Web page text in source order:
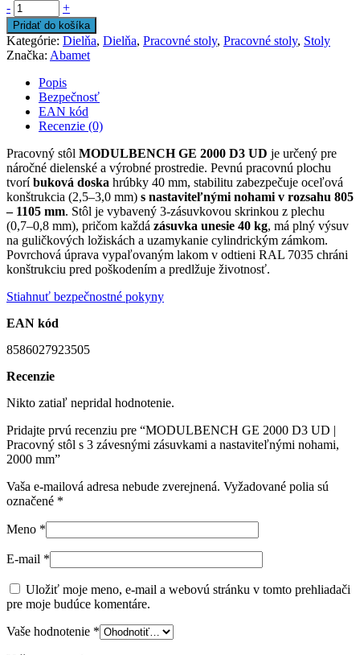
- +
Pridať do košíka
Kategórie: Dielňa, Dielňa, Pracovné stoly, Pracovné stoly, Stoly
Značka: Abamet
Popis
Bezpečnosť
EAN kód
Recenzie (0)
Pracovný stôl MODULBENCH GE 2000 D3 UD je určený pre
náročné dielenské a výrobné prostredie. Pevnú pracovnú plochu
tvoríbuková doska hrúbky 40 mm, stabilitu zabezpečuje oceľová
konštrukcia (2,5–3,0 mm) s nastaviteľnými nohami v rozsahu 805
– 1105 mm. Stôl je vybavený 3-zásuvkovou skrinkou z plechu
(0,7–0,8 mm), pričom každá zásuvka unesie 40 kg, má plný výsuv
na guličkových ložiskách a uzamykanie cylindrickým zámkom.
Povrchová úprava vypaľovaným lakom v odtieni RAL 7035 chráni
konštrukciu pred poškodením a predlžuje životnosť.
Stiahnuť bezpečnostné pokyny
EAN kód
8586027923505
Recenzie
Nikto zatiaľ nepridal hodnotenie.
Pridajte prvú recenziu pre “MODULBENCH GE 2000 D3 UD |
Pracovný stôl s 3 závesnými zásuvkami a nastaviteľnými nohami,
2000 mm”
Vaša e-mailová adresa nebude zverejnená. Vyžadované polia sú
označené *
Meno *
E-mail *
Uložiť moje meno, e-mail a webovú stránku v tomto prehliadači
pre moje budúce komentáre.
Vaše hodnotenie *